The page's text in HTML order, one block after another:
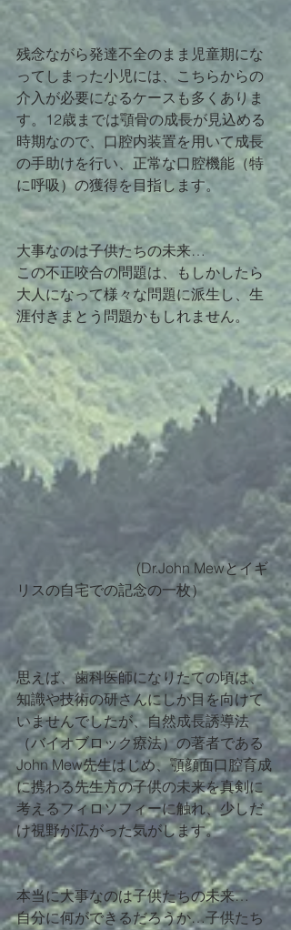
残念ながら発達不全のまま児童期にな
ってしまった小児には、こちらからの
介入が必要になるケースも多くありま
す。12歳までは顎骨の成長が見込める
時期なので、口腔内装置を用いて成長
の手助けを行い、正常な口腔機能（特
に呼吸）の獲得を目指します。
大事なのは子供たちの未来…
この不正咬合の問題は、もしかしたら
大人になって様々な問題に派生し、生
涯付きまとう問題かもしれません。
(Dr.John Mewとイギ
リスの自宅での記念の一枚）
思えば、歯科医師になりたての頃は、
知識や技術の研さんにしか目を向けて
いませんでしたが、自然成長誘導法
（バイオブロック療法）の著者である
John Mew先生はじめ、顎顔面口腔育成
に携わる先生方の子供の未来を真剣に
考えるフィロソフィーに触れ、少しだ
け視野が広がった気がします。
本当に大事なのは子供たちの未来…
自分に何ができるだろうか…子供たち